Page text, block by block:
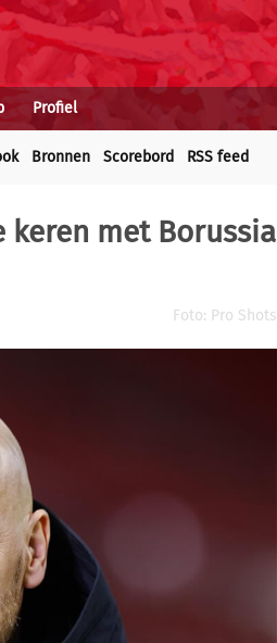
Profiel
Bronnen Scorebord RSS feed
keren met Borussia
Foto: Pro Shots